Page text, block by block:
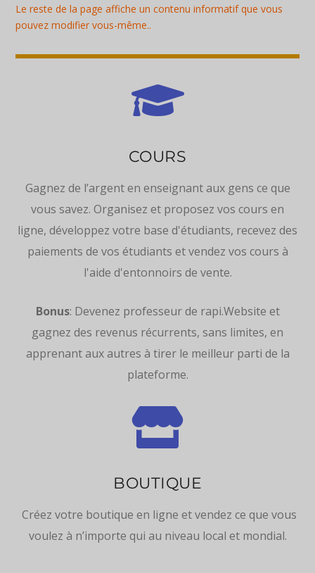
Le reste de la page affiche un contenu informatif que vous
pouvez modifier vous-même..

COURS
Gagnez de l’argent en enseignant aux gens ce que
vous savez. Organisez et proposez vos cours en
ligne, développez votre base d'étudiants, recevez des
paiements de vos étudiants et vendez vos cours à
l'aide d'entonnoirs de vente.
Bonus: Devenez professeur de rapi.Website et
gagnez des revenus récurrents, sans limites, en
apprenant aux autres à tirer le meilleur parti de la
plateforme.

BOUTIQUE
Créez votre boutique en ligne et vendez ce que vous
voulez à n’importe qui au niveau local et mondial.